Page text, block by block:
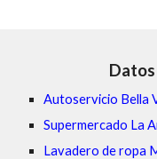
Autoservicio Bella
Supermercado La
Lavadero de ropa